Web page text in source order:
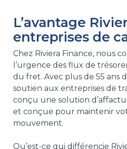
L’avantage
entreprises de
Chez Riviera Finance, nous
l’urgence des flux de
du fret. Avec plus de 55 ans
soutien aux entreprises de
conçu une solution
et conçue pour maintenir
mouvement.
Qu’est-ce qui différencie